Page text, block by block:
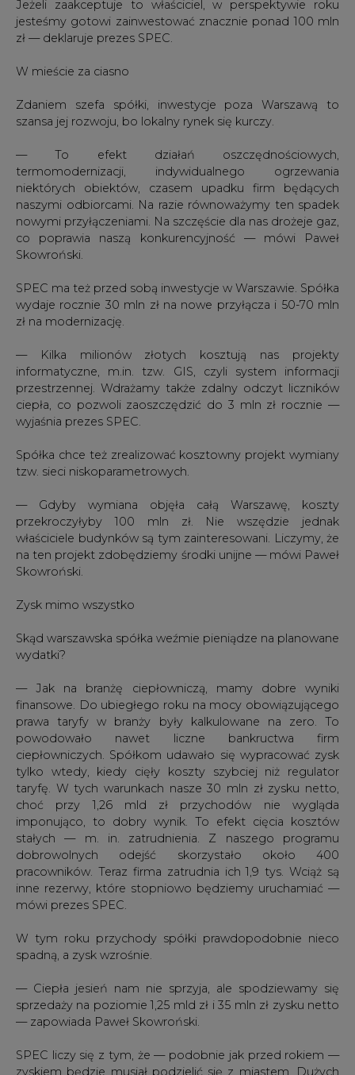
W mieście za ciasno
Zdaniem szefa spółki, inwestycje poza Warszawą to
termomodernizacji, indywidualnego ogrzewania
niektórych obiektów, czasem upadku firm będących
nowymi przyłączeniami. Na szczęście dla nas drożeje gaz,
co poprawia naszą konkurencyjność — mówi Paweł
Skowroński.
SPEC ma też przed sobą inwestycje w Warszawie. Spółka
wydaje rocznie 30 mln zł na nowe przyłącza i 50-70 mln
zł na modernizację.
— Kilka milionów złotych kosztują nas projekty
informatyczne, m.in. tzw. GIS, czyli system informacji
przestrzennej. Wdrażamy także zdalny odczyt liczników
wyjaśnia prezes SPEC.
Spółka chce też zrealizować kosztowny projekt wymiany
tzw. sieci niskoparametrowych.
przekroczyłyby 100 mln zł. Nie wszędzie jednak
właściciele budynków są tym zainteresowani. Liczymy, że
Skowroński.
Zysk mimo wszystko
Skąd warszawska spółka weźmie pieniądze na planowane
finansowe. Do ubiegłego roku na mocy obowiązującego
prawa taryfy w branży były kalkulowane na zero. To
ciepłowniczych. Spółkom udawało się wypracować zysk
tylko wtedy, kiedy cięły koszty szybciej niż regulator
taryfę. W tych warunkach nasze 30 mln zł zysku netto,
choć przy 1,26 mld zł przychodów nie wygląda
imponująco, to dobry wynik. To efekt cięcia kosztów
stałych — m. in. zatrudnienia. Z naszego programu
dobrowolnych odejść skorzystało około 400
pracowników. Teraz firma zatrudnia ich 1,9 tys. Wciąż są
inne rezerwy, które stopniowo będziemy uruchamiać —
mówi prezes SPEC.
W tym roku przychody spółki prawdopodobnie nieco
spadną, a zysk wzrośnie.
sprzedaży na poziomie 1,25 mld zł i 35 mln zł zysku netto
— zapowiada Paweł Skowroński.
SPEC liczy się z tym, że — podobnie jak przed rokiem —
zyskiem będzie musiał podzielić się z miastem. Dużych
inwestycji nie zdoła więc sfinansować wyłącznie z